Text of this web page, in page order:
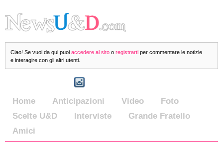
Ciao! Se vuoi da qui puoi accedere al sito o registrarti per commentare le notizie
e interagire con gli altri utenti.
Home Anticipazioni Video
Foto
Scelte U&D
Interviste
Grande Fratello
Amici